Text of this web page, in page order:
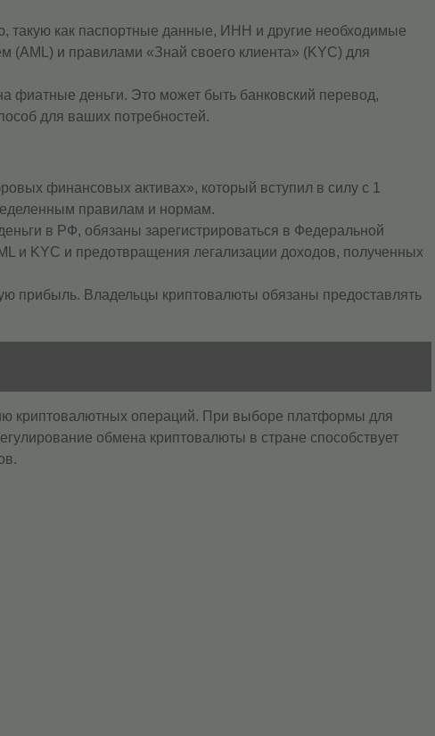
такую как паспортные данные, ИНН и другие необходимые
(AML) и правилами «Знай своего клиента» (KYC) для
фиатные деньги. Это может быть банковский перевод,
для ваших потребностей.
финансовых активах», который вступил в силу с 1
правилам и нормам.
в РФ, обязаны зарегистрироваться в Федеральной
и KYC и предотвращения легализации доходов, полученных
прибыль. Владельцы криптовалюты обязаны предоставлять
криптовалютных операций. При выборе платформы для
обмена криптовалюты в стране способствует